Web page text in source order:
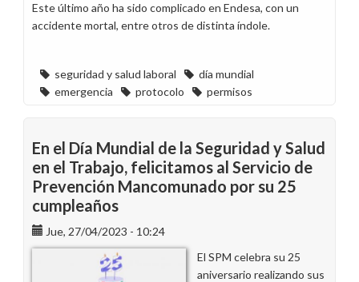
Este último año ha sido complicado en Endesa, con un
accidente mortal, entre otros de distinta índole.
seguridad y salud laboral
día mundial
emergencia
protocolo permisos
En el Día Mundial de la Seguridad y Salud
en el Trabajo, felicitamos al Servicio de
Prevención Mancomunado por su 25
cumpleaños
Jue, 27/04/2023 - 10:24
El SPM celebra su 25
aniversario realizando sus